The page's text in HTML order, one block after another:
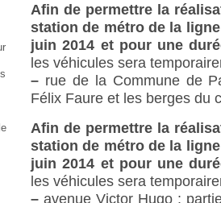
Afin de permettre la
station de métro de la
juin 2014 et pour une
les véhicules sera
– rue de la Commune de
Félix Faure et les berges du
Afin de permettre la
station de métro de la
juin 2014 et pour une
les véhicules sera
– avenue Victor Hugo :